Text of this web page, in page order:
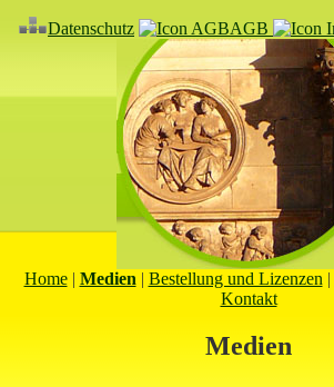
Datenschutz AGB
Home| Medien | Bestellung und Lizenzen |
Kontakt
Medien